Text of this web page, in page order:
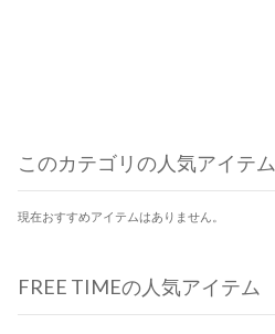
このカテゴリの人気アイテム
現在おすすめアイテムはありません。
FREE TIMEの人気アイテム